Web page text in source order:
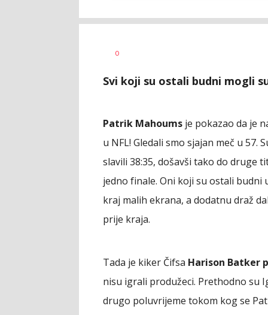
AUTOR
0
Svi koji su ostali budni mogli
Patrik Mahoums je pokazao da je
u NFL! Gledali smo sjajan meč u
slavili 38:35, došavši tako do druge
jedno finale. Oni koji su ostali
kraj malih ekrana, a dodatnu draž
prije kraja.
Tada je kiker Čifsa Harison Batker
nisu igrali produžeci. Prethodno su
drugo poluvrijeme tokom kog se